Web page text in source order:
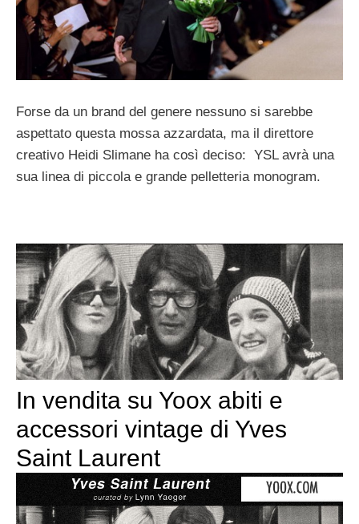
Forse da un brand del genere nessuno si sarebbe
aspettato questa mossa azzardata, ma il direttore
creativo Heidi Slimane ha così deciso: YSL avrà una
sua linea di piccola e grande pelletteria monogram.
In vendita su Yoox abiti e
accessori vintage di Yves
Saint Laurent